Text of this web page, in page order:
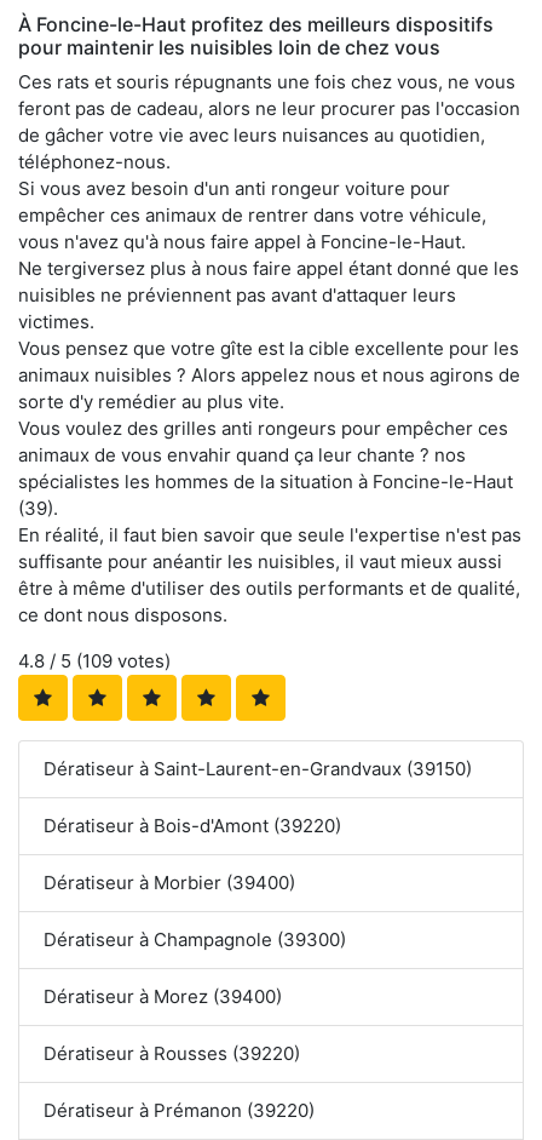
À Foncine-le-Haut profitez des meilleurs dispositifs
pour maintenir les nuisibles loin de chez vous
Ces rats et souris répugnants une fois chez vous, ne vous
feront pas de cadeau, alors ne leur procurer pas l'occasion
de gâcher votre vie avec leurs nuisances au quotidien,
téléphonez-nous.
Si vous avez besoin d'un anti rongeur voiture pour
empêcher ces animaux de rentrer dans votre véhicule,
vous n'avez qu'à nous faire appel à Foncine-le-Haut.
Ne tergiversez plus à nous faire appel étant donné que les
nuisibles ne préviennent pas avant d'attaquer leurs
victimes.
Vous pensez que votre gîte est la cible excellente pour les
animaux nuisibles ? Alors appelez nous et nous agirons de
sorte d'y remédier au plus vite.
Vous voulez des grilles anti rongeurs pour empêcher ces
animaux de vous envahir quand ça leur chante ? nos
spécialistes les hommes de la situation à Foncine-le-Haut
(39).
En réalité, il faut bien savoir que seule l'expertise n'est pas
suffisante pour anéantir les nuisibles, il vaut mieux aussi
être à même d'utiliser des outils performants et de qualité,
ce dont nous disposons.
4.8 / 5 (109 votes)
Dératiseur à Saint-Laurent-en-Grandvaux (39150)
Dératiseur à Bois-d'Amont (39220)
Dératiseur à Morbier (39400)
Dératiseur à Champagnole (39300)
Dératiseur à Morez (39400)
Dératiseur à Rousses (39220)
Dératiseur à Prémanon (39220)